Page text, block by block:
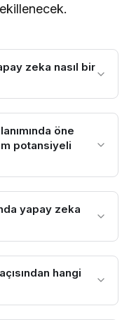
zeka nasıl bir
öne
potansiyeli
yapay zeka
hangi